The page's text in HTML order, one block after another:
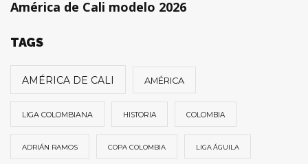
América de Cali modelo 2026
TAGS
AMÉRICA DE CALI AMÉRICA
LIGA COLOMBIANA HISTORIA COLOMBIA
ADRIÁN RAMOS COPA COLOMBIA LIGA ÁGUILA